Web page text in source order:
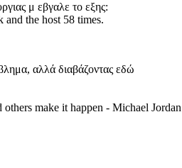
μ εβγαλε το εξης:
and the host 58 times.
αλλά διαβάζοντας εδώ
make it happen - Michael Jordan